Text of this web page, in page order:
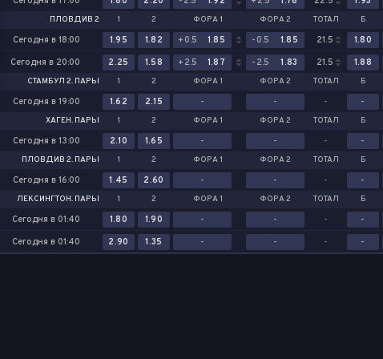
ПЛОВДИВ 2 1 2 ФОРА 1 ФОРА 2 ТОТАЛ Б
Сегодня в 18:00 1.95 1.82 +0.5 1.85 -0.5 1.85 21.5 1.80
Сегодня в 20:00 2.25 1.58 +2.5 1.87 -2.5 1.83 21.5 1.88
СТАМБУЛ 2. ПАРЫ 1 2 ФОРА 1 ФОРА 2 ТОТАЛ Б
Сегодня в 19:00 1.62 2.15 - - - -
ХАГЕН. ПАРЫ 1 2 ФОРА 1 ФОРА 2 ТОТАЛ Б
Сегодня в 13:00 2.10 1.65 - - - -
ПЛОВДИВ 2. ПАРЫ 1 2 ФОРА 1 ФОРА 2 ТОТАЛ Б
Сегодня в 16:00 1.45 2.60 - - - -
ЛЕКСИНГТОН. ПАРЫ 1 2 ФОРА 1 ФОРА 2 ТОТАЛ Б
Сегодня в 01:40 1.80 1.90 - - - -
Сегодня в 01:40 2.90 1.35 - - - -